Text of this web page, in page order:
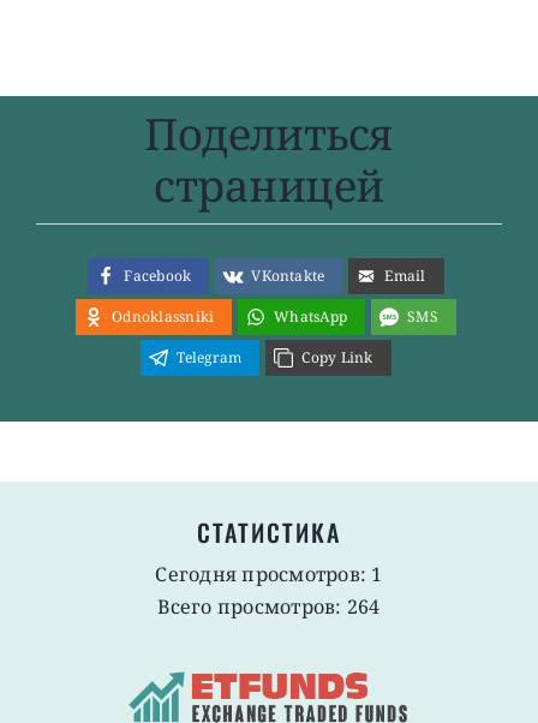
Поделиться
страницей
Facebook VKontakte
Email
Odnoklassniki
WhatsApp
SMS
Telegram
Copy Link
СТАТИСТИКА
Сегодня просмотров: 1
Всего просмотров: 264